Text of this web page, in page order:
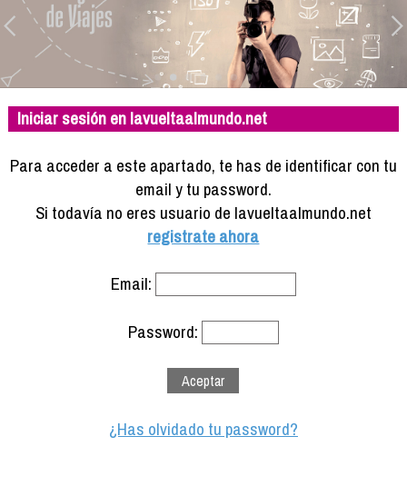
El proyecto
Blog
Viaja con nosotros
Camino solidario
Libros
Compañeros de viaje
Info viajeros
Iniciar sesión en lavueltaalmundo.net
Para acceder a este apartado, te has de identificar con tu
email y tu password.
Si todavía no eres usuario de lavueltaalmundo.net
registrate ahora
Email:
Password:
¿Has olvidado tu password?